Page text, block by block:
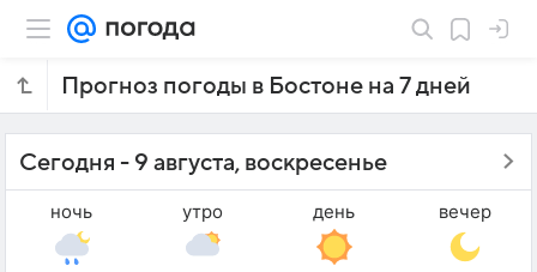
Прогноз погоды в Бостоне на 7 дней
Сегодня - 9 августа, воскресенье
ночь утро день вечер